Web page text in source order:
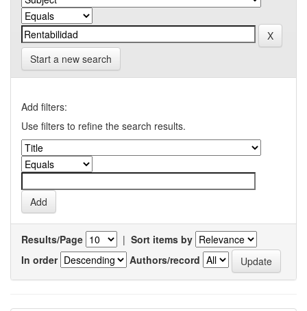
Start a new search
Add filters:
Use filters to refine the search results.
Results/Page | Sort items by
In order
Authors/record